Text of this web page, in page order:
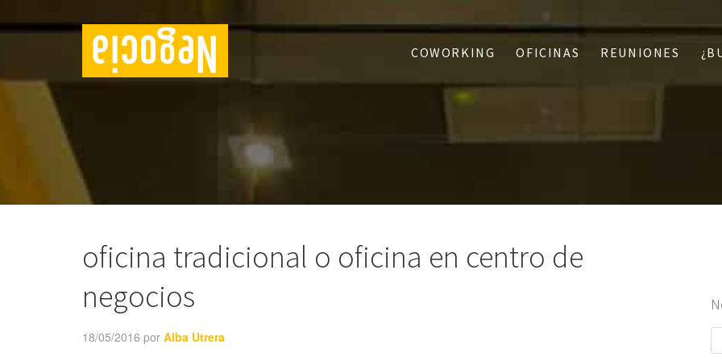
COWORKING OFICINAS REUNIONES
oficina tradicional o oficina en centro de
negocios
18/05/2016 por Alba Utrera